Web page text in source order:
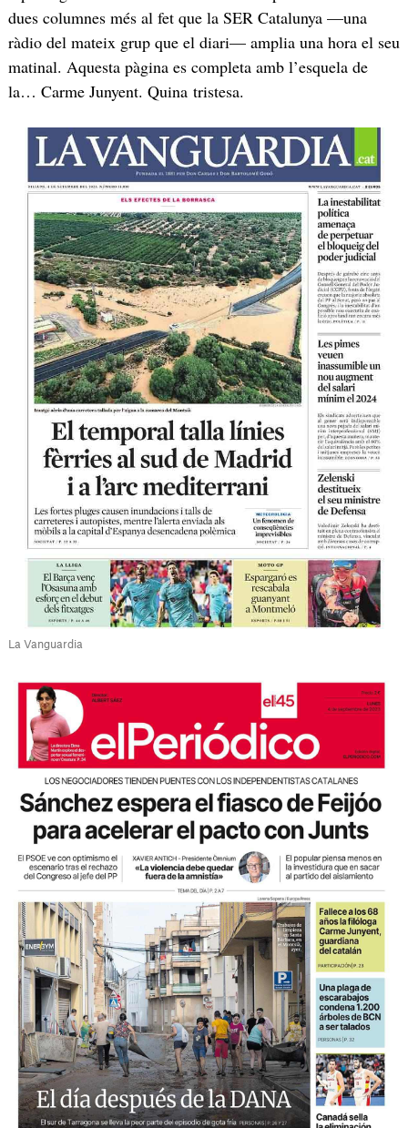
dues columnes més al fet que la SER Catalunya —una
ràdio del mateix grup que el diari— amplia una hora el seu
matinal. Aquesta pàgina es completa amb l’esquela de
la… Carme Junyent. Quina tristesa.
La Vanguardia